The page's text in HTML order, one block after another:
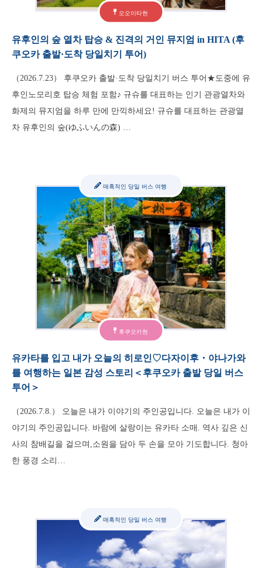
오오이타현
유후인의 숲 열차 탑승 & 진격의 거인 뮤지엄 in HITA (후
쿠오카 출발·도착 당일치기 투어)
（2026.7.23） 후쿠오카 출발·도착 당일치기 버스 투어★도중에 유
후인노모리호 탑승 체험 포함♪ 규슈를 대표하는 인기 관광열차와
화제의 뮤지엄을 하루 만에 만끽하세요! 규슈를 대표하는 관광열
차 유후인의 숲(ゆふいんの森) …
후쿠오카현
매혹적인 당일 버스 여행
유카타를 입고 내가 오늘의 히로인♡다자이후・야나가와
를 여행하는 일본 감성 스토리＜후쿠오카 출발 당일 버스
투어＞
（2026.7.8.） 오늘은 내가 이야기의 주인공입니다. 오늘은 내가 이
야기의 주인공입니다. 바람에 살랑이는 유카타 소매. 역사 깊은 신
사의 참배길을 걸으며,소원을 담아 두 손을 모아 기도합니다. 청아
한 풍경 소리…
매혹적인 당일 버스 여행